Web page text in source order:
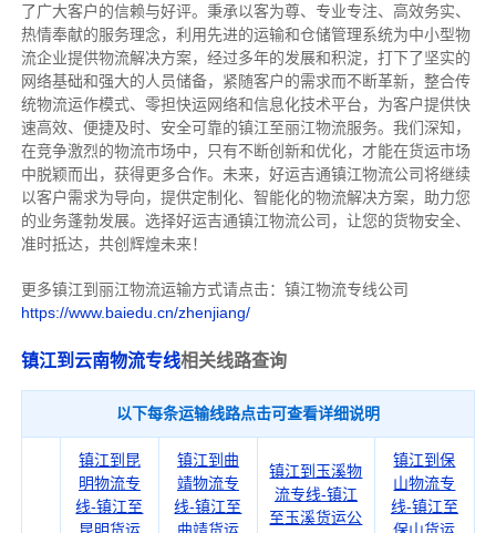
了广大客户的信赖与好评。 秉承以客为尊、专业专注、高效务实、
热情奉献的服务理念，利用先进的运输和仓储管理系统为中小型物
流企业提供物流解决方案，经过多年的发展和积淀，打下了坚实的
网络基础和强大的人员储备，紧随客户的需求而不断革新，整合传
统物流运作模式、零担快运网络和信息化技术平台，为客户提供快
速高效、便捷及时、安全可靠的镇江至丽江物流服务。 我们深知，
在竞争激烈的物流市场中，只有不断创新和优化，才能在货运市场
中脱颖而出，获得更多合作。 未来，好运吉通镇江物流公司将继续
以客户需求为导向，提供定制化、智能化的物流解决方案，助力您
的业务蓬勃发展。选择好运吉通镇江物流公司，让您的货物安全、
准时抵达，共创辉煌未来！
更多镇江到丽江物流运输方式请点击：镇江物流专线公司
https://www.baiedu.cn/zhenjiang/
镇江到云南物流专线相关线路查询
以下每条运输线路点击可查看详细说明
镇江到昆
明物流专
线-镇江至
昆明货运
镇江到曲
靖物流专
线-镇江至
曲靖货运
镇江到玉溪物
流专线-镇江
至玉溪货运公
镇江到保
山物流专
线-镇江至
保山货运